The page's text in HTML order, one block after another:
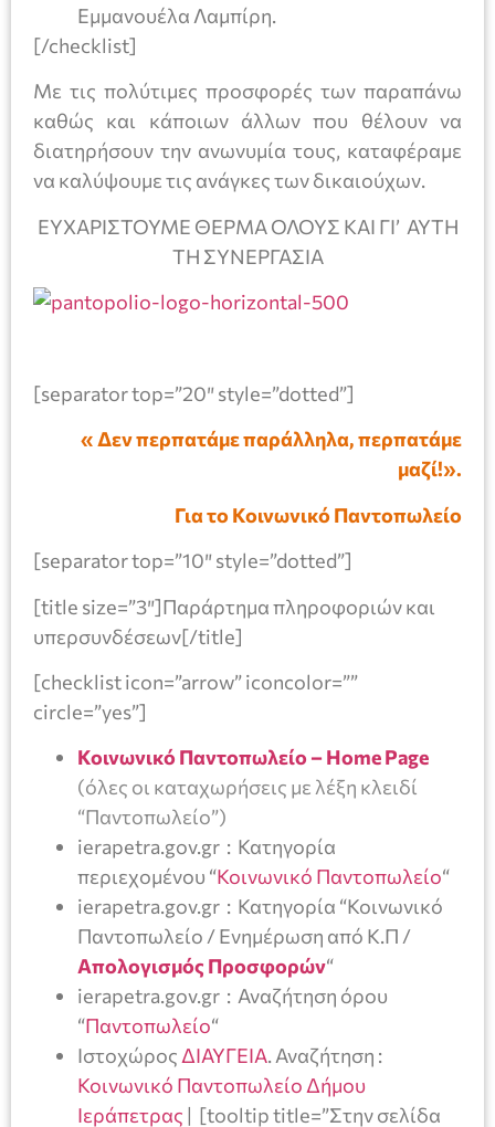
Εμμανουέλα Λαμπίρη.
[/checklist]
Με τις πολύτιμες προσφορές των παραπάνω
καθώς και κάποιων άλλων που θέλουν να
διατηρήσουν την ανωνυμία τους, καταφέραμε
να καλύψουμε τις ανάγκες των δικαιούχων.
ΕΥΧΑΡΙΣΤΟΥΜΕ ΘΕΡΜΑ ΟΛΟΥΣ ΚΑΙ ΓΙ’ ΑΥΤΗ
ΤΗ ΣΥΝΕΡΓΑΣΙΑ
[separator top=”20″ style=”dotted”]
« Δεν περπατάμε παράλληλα, περπατάμε
μαζί!».
Για το Κοινωνικό Παντοπωλείο
[separator top=”10″ style=”dotted”]
[title size=”3″]Παράρτημα πληροφοριών και
υπερσυνδέσεων[/title]
[checklist icon=”arrow” iconcolor=””
circle=”yes”]
Κοινωνικό Παντοπωλείο – Home Page
(όλες οι καταχωρήσεις με λέξη κλειδί
“Παντοπωλείο”)
ierapetra.gov.gr : Κατηγορία
περιεχομένου “Κοινωνικό Παντοπωλείο“
ierapetra.gov.gr : Κατηγορία “Κοινωνικό
Παντοπωλείο / Ενημέρωση από Κ.Π /
Απολογισμός Προσφορών“
ierapetra.gov.gr : Αναζήτηση όρου
“Παντοπωλείο“
Ιστοχώρος ΔΙΑΥΓΕΙΑ. Αναζήτηση :
Κοινωνικό Παντοπωλείο Δήμου
Ιεράπετρας | [tooltip title=”Στην σελίδα